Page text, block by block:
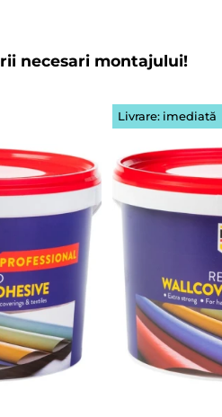
necesari montajului!
Livrare: imediată